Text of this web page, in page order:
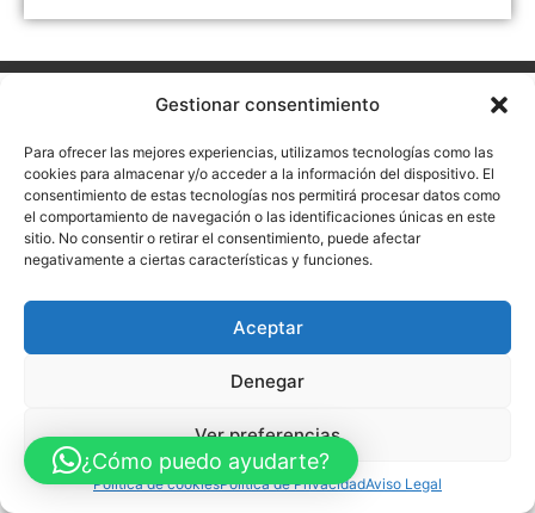
Gestionar consentimiento
Para ofrecer las mejores experiencias, utilizamos tecnologías como las
cookies para almacenar y/o acceder a la información del dispositivo. El
consentimiento de estas tecnologías nos permitirá procesar datos como
el comportamiento de navegación o las identificaciones únicas en este
sitio. No consentir o retirar el consentimiento, puede afectar
negativamente a ciertas características y funciones.
Aceptar
Denegar
Ver preferencias
Política de cookiesPolítica de PrivacidadAviso Legal
Política de Privacidad
Política de Cookies
FINANCIADO POR LA UNIÓN EUROPEA CON EL PROGRAMA KIT
DIGITAL POR LOS FONDOS NEXT GENERATION (EU) DEL
MECANISMO DE RECUPERACIÓN Y RESILENCIA
© Guia Telefónica de Empresas – Todos los derechos reservados.
¿Cómo puedo ayudarte?